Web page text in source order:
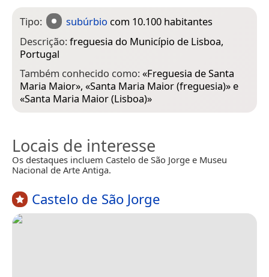
Tipo: subúrbio com 10.100 habitantes
Descrição:freguesia do Município de Lisboa,
Portugal
Também conhecido como:«Freguesia de Santa
Maria Maior», «Santa Maria Maior (freguesia)» e
«Santa Maria Maior (Lisboa)»
Locais de interesse
Os destaques incluem Castelo de São Jorge e Museu
Nacional de Arte Antiga.
Castelo de São Jorge